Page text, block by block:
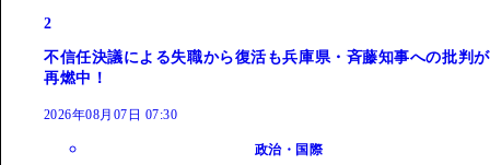
2
不信任決議による失職から復活も兵庫県・斉藤知事への批判が
再燃中！
2026年08月07日 07:30
政治・国際